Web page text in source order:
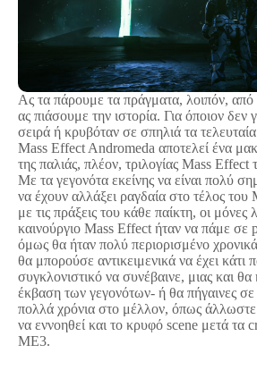
Ας τα πάρουμε τα πράγματα, λοιπόν, από
ας πιάσουμε την ιστορία. Για όποιον δεν
σειρά ή κρυβόταν σε σπηλιά τα
Mass Effect Andromeda αποτελεί ένα
της παλιάς, πλέον, τριλογίας Mass Effect
Με τα γεγονότα εκείνης να είναι πολύ
να έχουν αλλάξει ραγδαία στο τέλος
με τις πράξεις του κάθε παίκτη, οι μόνες
καινούργιο Mass Effect ήταν να πάμε σε
όμως θα ήταν πολύ περιορισμένο
θα μπορούσε αντικειμενικά να έχει κάτι
συγκλονιστικό να συνέβαινε, μιας και θα
έκβαση των γεγονότων- ή θα πήγαινες σε
πολλά χρόνια στο μέλλον, όπως άλλωστε
να εννοηθεί και το κρυφό scene μετά τα
ME3.